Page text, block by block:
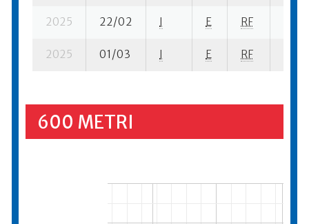
2025 22/02 I E RF
2025 01/03 I E RF
600 METRI